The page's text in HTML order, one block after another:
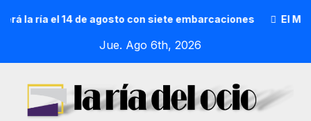
ría el 14 de agosto con siete embarcaciones El
Jue. Ago 6th, 2026